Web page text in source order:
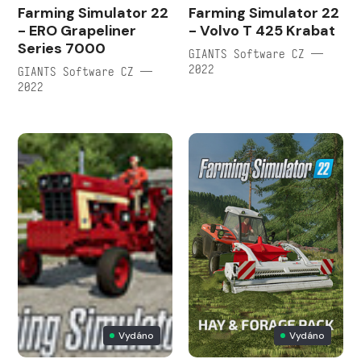
Farming Simulator 22
- ERO Grapeliner
Series 7000
GIANTS Software CZ —
2022
Farming Simulator 22
- Volvo T 425 Krabat
GIANTS Software CZ —
2022
Vydáno Vydáno